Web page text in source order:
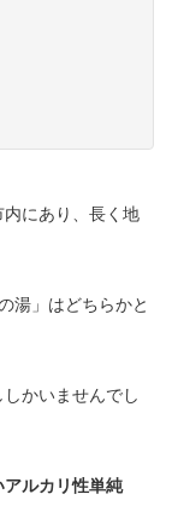
にあり、長く地
湯」はどちらかと
かいませんでし
ルカリ性単純